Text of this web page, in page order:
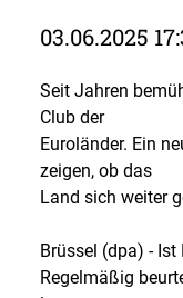
03.06.2025
Seit Jahren
Club der
Euroländer. Ein
zeigen, ob das
Land sich weiter
Brüssel (dpa) -
Regelmäßig